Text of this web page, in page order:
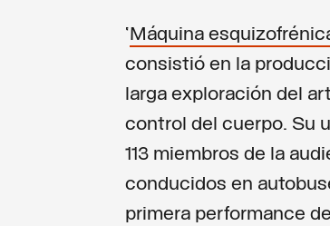
‘Máquina
consistió en la
larga exploración del
control del cuerpo. Su
113 miembros de la
conducidos en
primera performance